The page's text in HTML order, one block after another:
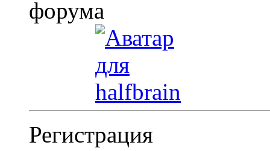
Регистрация